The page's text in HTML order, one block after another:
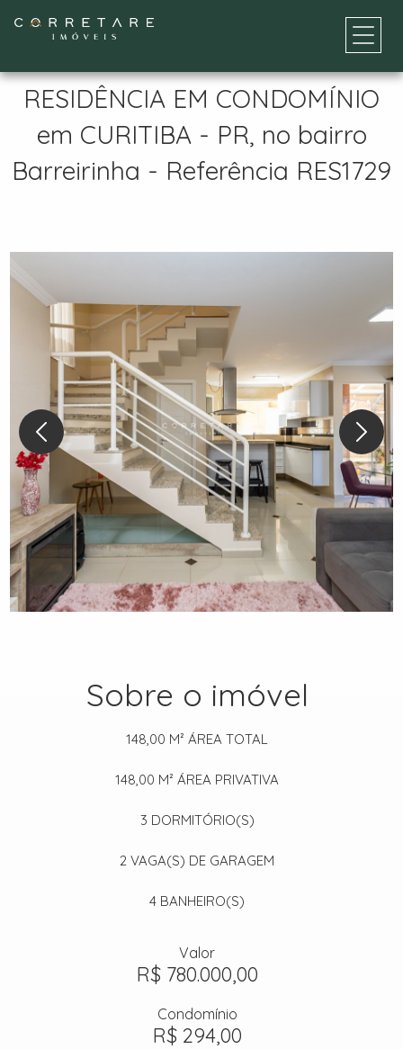
RESIDÊNCIA EM CONDOMÍNIO
em CURITIBA - PR, no bairro
Barreirinha - Referência RES1729
Sobre o imóvel
148,00 M² ÁREA TOTAL
148,00 M² ÁREA PRIVATIVA
3 DORMITÓRIO(S)
2 VAGA(S) DE GARAGEM
4 BANHEIRO(S)
Valor
R$ 780.000,00
Condomínio
R$ 294,00